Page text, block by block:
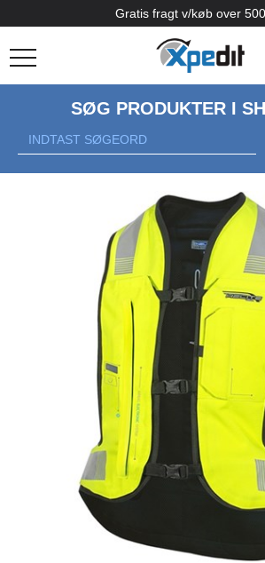
Gratis fragt v/køb over
SØG PRODUKTER I
Previous